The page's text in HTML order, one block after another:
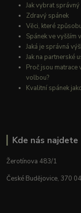
Jak vybrat
Zdravý spánek
Věci, které
Spánek ve vyšším
Jaká je správná
Jak na partnerské
Proč jsou matrace
volbou?
Kvalitní spánek
Kde nás najdete
Žerotínova 483/1
České Budějovice, 370 04